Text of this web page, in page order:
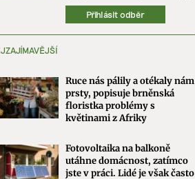
Přihlásit odběr
Ruce nás pálily a otékaly nám
prsty, popisuje brněnská
floristka problémy s
květinami z Afriky
Fotovoltaika na balkoně
utáhne domácnost, zatímco
jste v práci. Lidé je však často